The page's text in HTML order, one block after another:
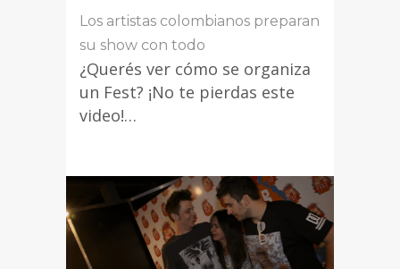
Los artistas colombianos preparan
su show con todo
¿Querés ver cómo se organiza
un Fest? ¡No te pierdas este
video!…